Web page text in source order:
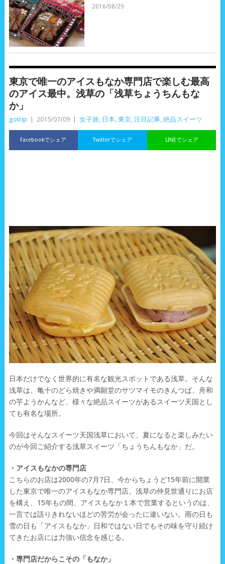
2016/08/29
東京で唯一のアイスもなか専門店で楽しむ最高
のアイス最中。浅草の「浅草ちょうちんもな
か」
gotrip | 2015/07/09 | 女子旅, 日本, 東京, 注目記事, 絶品スイーツ
Facebookでシェア LINEでシェア
Twitterでシェア
日本だけでなく世界的に有名な観光スポットである浅草。そんな
浅草は、亀十のどら焼きや満願堂のサツマイモのきんつば、舟和
の芋ようかんなど、様々な絶品スイーツがあるスイーツ天国とし
ても有名な場所。
今回はそんなスイーツ天国浅草において、夏になると楽しみたい
のが今回ご紹介する浅草スイーツ「ちょうちんもなか」だ。
・アイスもなかの専門店
こちらのお店は2000年の7月7日、今からちょうど15年前に開業
した東京で唯一のアイスもなか専門店。浅草の仲見世通りにお店
を構え、15年もの間、アイスもなか１本で営業するというのは、
一言では語りきれないほどの苦労が会ったに違いない。雨の日も
雪の日も「アイスもなか」日和ではない日でもその味を守り続け
てきたお店には力強い信念を感じる。
・専門店だからこその「もなか」